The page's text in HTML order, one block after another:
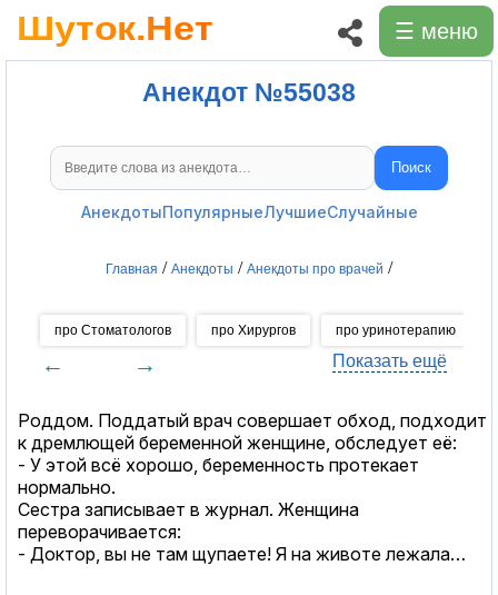
☰ меню
Анекдот №55038
Поиск анекдотов Поиск
АнекдотыПопулярныеЛучшиеСлучайные
Главная / Анекдоты / Анекдоты про врачей /
про Стоматологов про Хирургов про уринотерапию
← → Показать ещё
Роддом. Поддатый врач совершает обход, подходит
к дремлющей беременной женщине, обследует её:
- У этой всё хорошо, беременность протекает
нормально.
Сестра записывает в журнал. Женщина
переворачивается:
- Доктор, вы не там щупаете! Я на животе лежала…